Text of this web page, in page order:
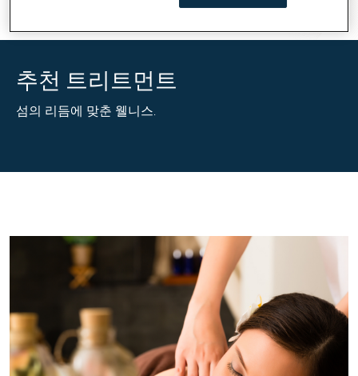
추천 트리트먼트
섬의 리듬에 맞춘 웰니스.